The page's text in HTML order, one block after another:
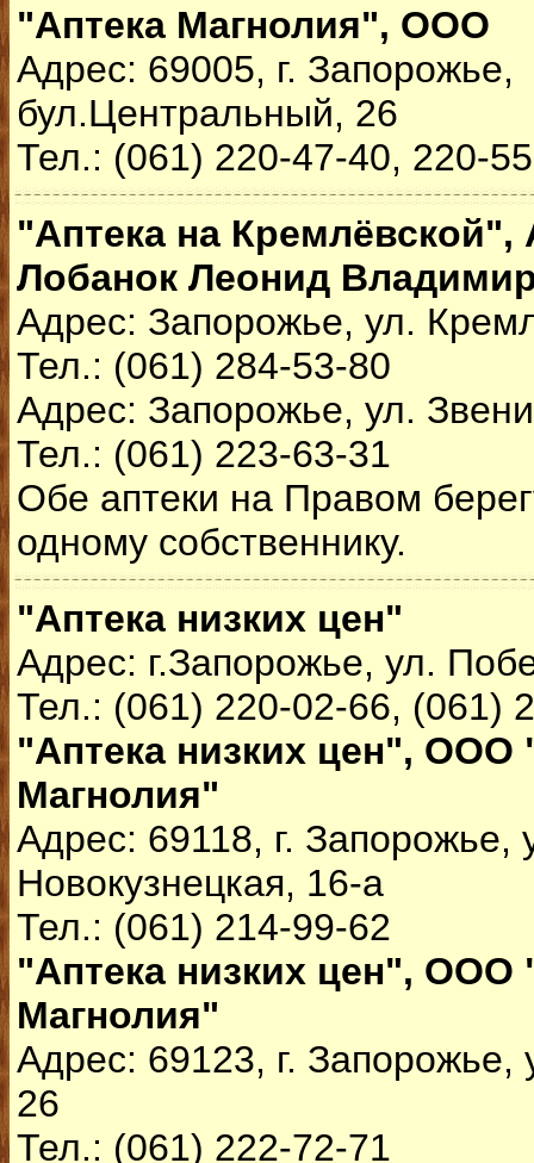
"Аптека Магнолия", ООО
Адрес: 69005, г. Запорожье,
бул.Центральный, 26
Тел.: (061) 220-47-40, 220-
"Аптека на Кремлёвской",
Лобанок Леонид
Адрес: Запорожье, ул.
Тел.: (061) 284-53-80
Адрес: Запорожье, ул.
Тел.: (061) 223-63-31
Обе аптеки на Правом
одному собственнику.
"Аптека низких цен"
Адрес: г.Запорожье, ул.
Тел.: (061) 220-02-66, (061)
"Аптека низких цен", ООО
Магнолия"
Адрес: 69118, г. Запорожье,
Новокузнецкая, 16-а
Тел.: (061) 214-99-62
"Аптека низких цен", ООО
Магнолия"
Адрес: 69123, г.
26
Тел.: (061) 222-72-71